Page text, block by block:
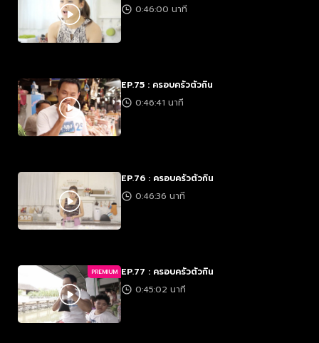
0:46:00 นาที
EP.75 : ครอบครัวตัวกิน
0:46:41 นาที
EP.76 : ครอบครัวตัวกิน
0:46:36 นาที
PREMIUM EP.77 : ครอบครัวตัวกิน
0:45:02 นาที